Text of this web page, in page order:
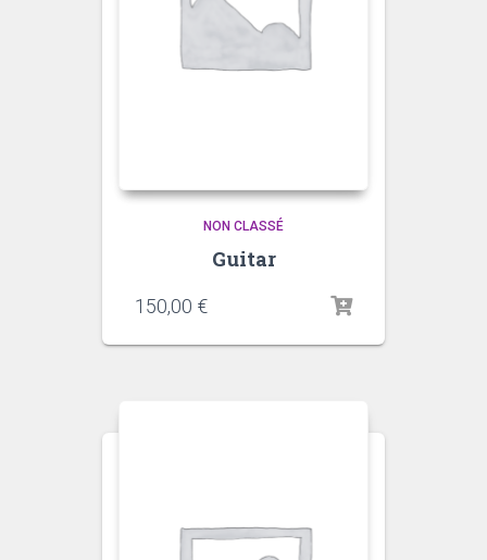
NON CLASSÉ
Guitar
150,00 €